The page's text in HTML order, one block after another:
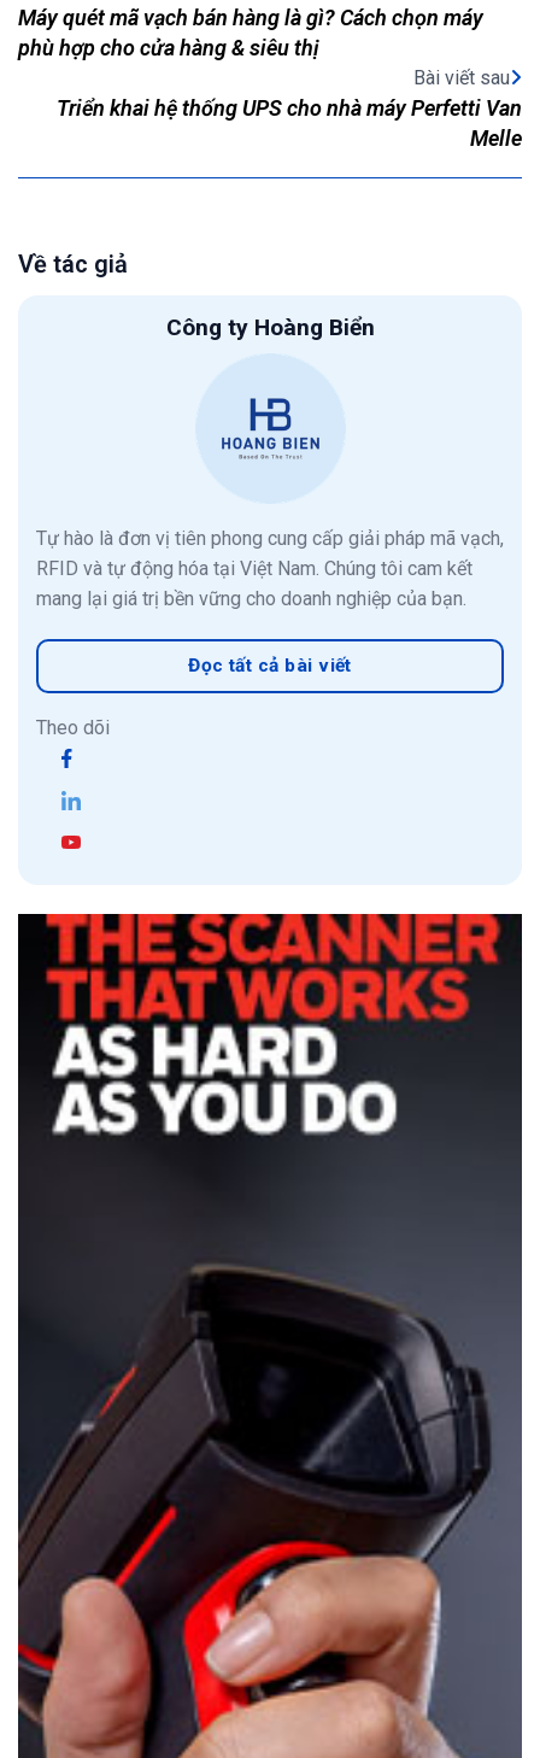
Máy quét mã vạch bán hàng là gì? Cách chọn máy
phù hợp cho cửa hàng & siêu thị
Bài viết sau
Triển khai hệ thống UPS cho nhà máy Perfetti Van
Melle
Về tác giả
Công ty Hoàng Biển
Tự hào là đơn vị tiên phong cung cấp giải pháp mã vạch,
RFID và tự động hóa tại Việt Nam. Chúng tôi cam kết
mang lại giá trị bền vững cho doanh nghiệp của bạn.
Đọc tất cả bài viết
Theo dõi